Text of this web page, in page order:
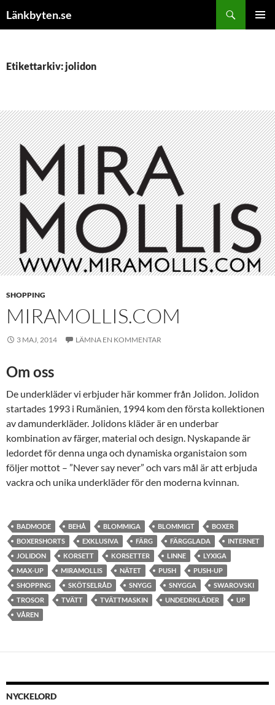
tillLänkbyten.se
Etikettarkiv: jolidon
SHOPPING
MIRAMOLLIS.COM
3 MAJ, 2014 LÄMNA EN KOMMENTAR
Om oss
De underkläder vi erbjuder här kommer från Jolidon. Jolidon
startades 1993 i Rumänien, 1994 kom den första kollektionen
av damunderkläder. Jolidons kläder är en underbar
kombination av färger, material och design. Nyskapande är
ledordet för denna unga och dynamiska organistaion som
följer mottot – ”Never say never” och vars mål är att erbjuda
vackra och unika underkläder för den moderna kvinnan.
BADMODE BEHÅ BLOMMIGA BLOMMIGT
BOXER
BOXERSHORTS
EXKLUSIVA FÄRG FÄRGGLADA
INTERNET
JOLIDON
KORSETT KORSETTER LINNE
LYXIGA
MAX-UP
MIRAMOLLIS NÄTET PUSH
PUSH-UP
SHOPPING
SKÖTSELRÅD SNYGG SNYGGA
SWAROVSKI
TROSOR
TVÄTT TVÄTTMASKIN UNDEDRKLÄDER
UP
VÅREN
NYCKELORD